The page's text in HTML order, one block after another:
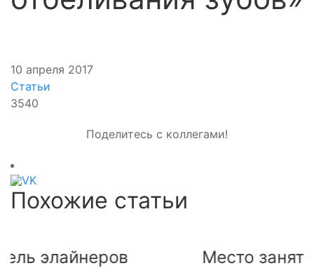
10 апреля 2017
Статьи
3540
Поделитесь с коллегами!
Похожие статьи
Место занято. Почему врачи